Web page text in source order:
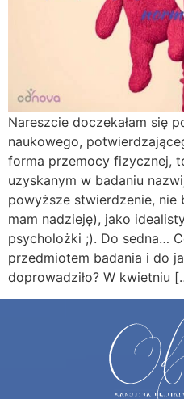
Nareszcie doczekałam się
naukowego,
forma przemocy fizycznej,
uzyskanym w badaniu
powyższe stwierdzenie, nie
mam nadzieję), jako
psycholożki ;). Do sedna…
przedmiotem badania i do
doprowadziło? W kwietniu